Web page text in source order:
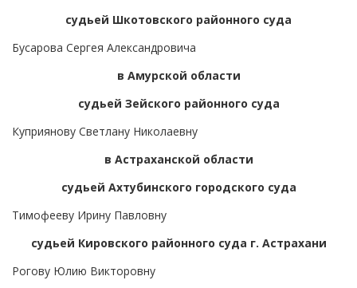
судьей Шкотовского районного суда
Бусарова Сергея Александровича
в Амурской области
судьей Зейского районного суда
Куприянову Светлану Николаевну
в Астраханской области
судьей Ахтубинского городского суда
Тимофееву Ирину Павловну
судьей Кировского районного суда г. Астрахани
Рогову Юлию Викторовну